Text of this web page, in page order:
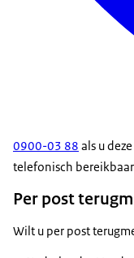
0900-03 88 als u
telefonisch
Per post
Wilt u per post